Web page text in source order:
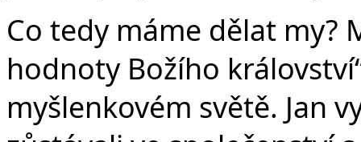
Co tedy máme dělat my?
hodnoty Božího
myšlenkovém světě. Jan